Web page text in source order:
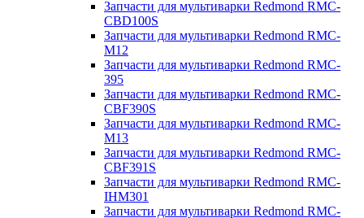
Запчасти для мультиварки Redmond RMC-
CBD100S
Запчасти для мультиварки Redmond RMC-
M12
Запчасти для мультиварки Redmond RMC-
395
Запчасти для мультиварки Redmond RMC-
CBF390S
Запчасти для мультиварки Redmond RMC-
M13
Запчасти для мультиварки Redmond RMC-
CBF391S
Запчасти для мультиварки Redmond RMC-
IHM301
Запчасти для мультиварки Redmond RMC-